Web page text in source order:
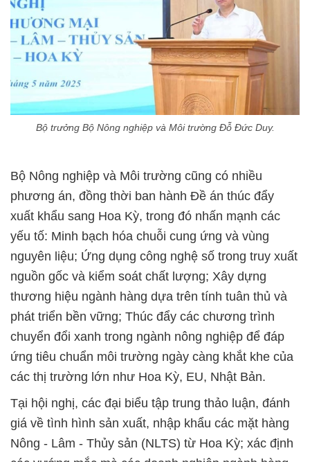
Bộ trưởng Bộ Nông nghiệp và Môi trường Đỗ Đức Duy.
Bộ Nông nghiệp và Môi trường cũng có nhiều
phương án, đồng thời ban hành Đề án thúc đẩy
xuất khẩu sang Hoa Kỳ, trong đó nhấn mạnh các
yếu tố: Minh bạch hóa chuỗi cung ứng và vùng
nguyên liệu; Ứng dụng công nghệ số trong truy xuất
nguồn gốc và kiểm soát chất lượng; Xây dựng
thương hiệu ngành hàng dựa trên tính tuân thủ và
phát triển bền vững; Thúc đẩy các chương trình
chuyển đổi xanh trong ngành nông nghiệp để đáp
ứng tiêu chuẩn môi trường ngày càng khắt khe của
các thị trường lớn như Hoa Kỳ, EU, Nhật Bản.
Tại hội nghị, các đại biểu tập trung thảo luận, đánh
giá về tình hình sản xuất, nhập khẩu các mặt hàng
Nông - Lâm - Thủy sản (NLTS) từ Hoa Kỳ; xác định